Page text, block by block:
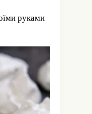
руками